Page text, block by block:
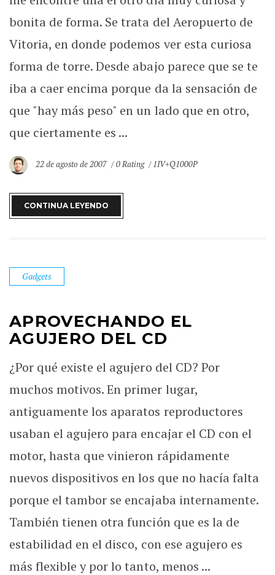
bonita de forma. Se trata del Aeropuerto de
Vitoria, en donde podemos ver esta curiosa
forma de torre. Desde abajo parece que se te
iba a caer encima porque da la sensación de
que "hay más peso" en un lado que en otro,
que ciertamente es ...
22 de agosto de 2007 0 Rating 1IV+Q1000P
CONTINUA LEYENDO
Gadgets
APROVECHANDO EL
AGUJERO DEL CD
¿Por qué existe el agujero del CD? Por
muchos motivos. En primer lugar,
antiguamente los aparatos reproductores
usaban el agujero para encajar el CD con el
motor, hasta que vinieron rápidamente
nuevos dispositivos en los que no hacía falta
porque el tambor se encajaba internamente.
También tienen otra función que es la de
estabilidad en el disco, con ese agujero es
más flexible y por lo tanto, menos ...